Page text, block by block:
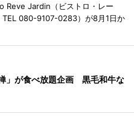
Reve Jardin（ビストロ・レー
TEL 080-9107-0283）が8月1日か
」が食べ放題企画 黒毛和牛な